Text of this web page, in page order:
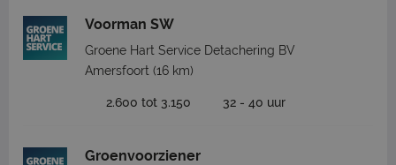
Voorman SW
Groene Hart Service Detachering BV
Amersfoort (16 km)
2.600 tot 3.150 32 - 40 uur
Groenvoorziener